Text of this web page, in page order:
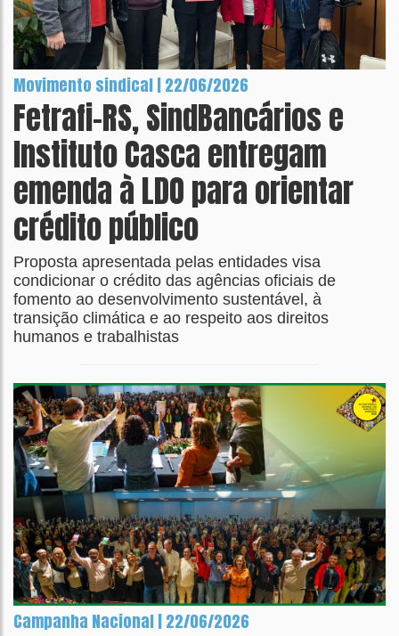
Movimento sindical | 22/06/2026
Fetrafi-RS, SindBancários e
Instituto Casca entregam
emenda à LDO para orientar
crédito público
Proposta apresentada pelas entidades visa
condicionar o crédito das agências oficiais de
fomento ao desenvolvimento sustentável, à
transição climática e ao respeito aos direitos
humanos e trabalhistas
Campanha Nacional | 22/06/2026